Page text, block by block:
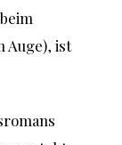
Auge), ist